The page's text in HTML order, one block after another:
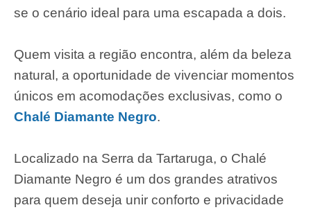
se o cenário ideal para uma escapada a dois.
Quem visita a região encontra, além da beleza
natural, a oportunidade de vivenciar momentos
únicos em acomodações exclusivas, como o
Chalé Diamante Negro.
Localizado na Serra da Tartaruga, o Chalé
Diamante Negro é um dos grandes atrativos
para quem deseja unir conforto e privacidade